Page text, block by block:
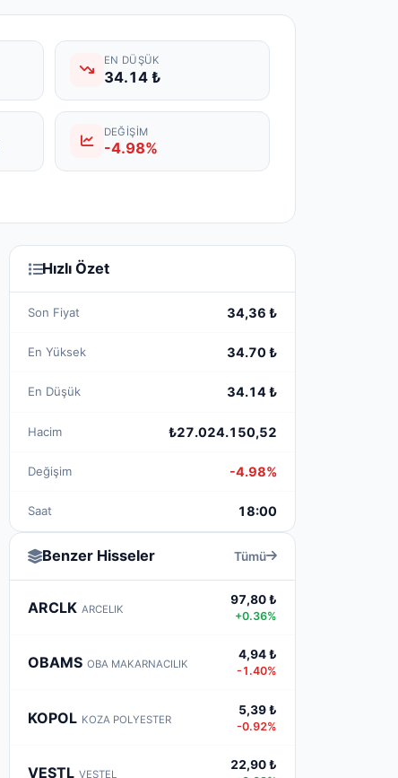
EN DÜŞÜK
34.14 ₺
DEĞIŞIM
-4.98%
Hızlı Özet
Son Fiyat 34,36 ₺
En Yüksek 34.70 ₺
En Düşük 34.14 ₺
Hacim ₺27.024.150,52
Değişim -4.98%
Saat 18:00
Benzer Hisseler Tümü
ARCLK ARCELIK
97,80 ₺
+0.36%
OBAMS OBA MAKARNACILIK
4,94 ₺
-1.40%
KOPOL KOZA POLYESTER
5,39 ₺
-0.92%
VESTL VESTEL
22,90 ₺